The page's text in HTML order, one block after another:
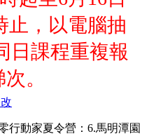
止，以電腦抽
日課程重複報
。
行動家夏令營：6.馬明潭園